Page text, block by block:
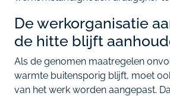
De werkorganisatie
de hitte blijft
Als de genomen maatregelen
warmte buitensporig blijft, moet
van het werk worden aangepast.